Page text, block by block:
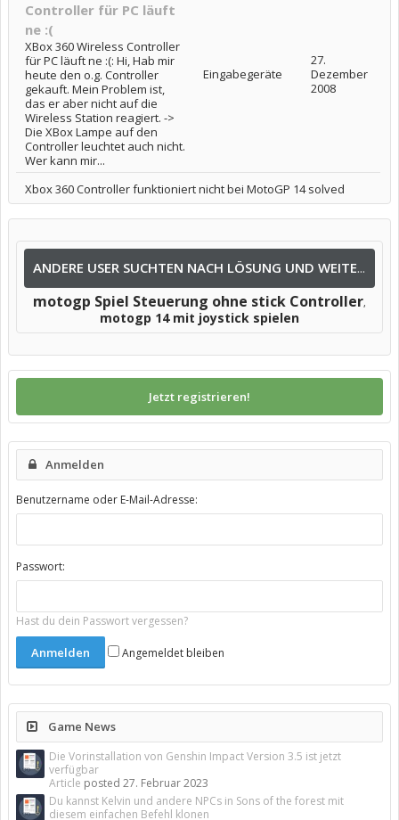
Controller für PC läuft
ne :(
XBox 360 Wireless Controller
für PC läuft ne :(: Hi, Hab mir
heute den o.g. Controller
gekauft. Mein Problem ist,
das er aber nicht auf die
Wireless Station reagiert. ->
Die XBox Lampe auf den
Controller leuchtet auch nicht.
Wer kann mir...
Eingabegeräte
27.
Dezember
2008
Xbox 360 Controller funktioniert nicht bei MotoGP 14 solved
ANDERE USER SUCHTEN NACH LÖSUNG UND WEITEREN INFOS NACH:
motogp Spiel Steuerung ohne stick Controller,
motogp 14 mit joystick spielen
Jetzt registrieren!
Anmelden
Benutzername oder E-Mail-Adresse:
Passwort:
Hast du dein Passwort vergessen?
Angemeldet bleiben
Game News
Die Vorinstallation von Genshin Impact Version 3.5 ist jetzt
verfügbar
Article posted 27. Februar 2023
Du kannst Kelvin und andere NPCs in Sons of the forest mit
diesem einfachen Befehl klonen